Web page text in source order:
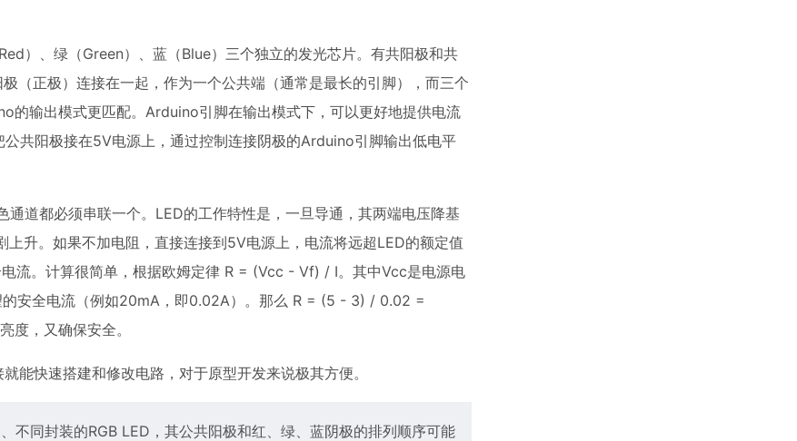
）、绿（Green）、蓝（Blue）三个独立的发光芯片。有共阳极和共
（正极）连接在一起，作为一个公共端（通常是最长的引脚），而三个
的输出模式更匹配。Arduino引脚在输出模式下，可以更好地提供电流
共阳极接在5V电源上，通过控制连接阴极的Arduino引脚输出低电平
通道都必须串联一个。LED的工作特性是，一旦导通，其两端电压降基
升。如果不加电阻，直接连接到5V电源上，电流将远超LED的额定值
流。计算很简单，根据欧姆定律 R = (Vcc - Vf) / I。其中Vcc是电源电
安全电流（例如20mA，即0.02A）。那么 R = (5 - 3) / 0.02 =
度，又确保安全。
能快速搭建和修改电路，对于原型开发来说极其方便。
不同封装的RGB LED，其公共阳极和红、绿、蓝阴极的排列顺序可能